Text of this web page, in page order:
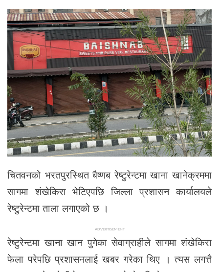
चितवनको भरतपुरस्थित बैष्णब रेष्टुरेन्टमा खाना खानेक्रममा
सागमा शंखेकिरा भेटिएपछि जिल्ला प्रशासन कार्यालयले
रेष्टुरेन्टमा ताला लगाएको छ ।
ADVERTISEMENT
रेष्टुरेन्टमा खाना खान पुगेका सेवाग्राहीले सागमा शंखेकिरा
फेला परेपछि प्रशासनलाई खबर गरेका थिए । त्यस लगत्तै